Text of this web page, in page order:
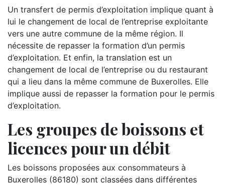
Un transfert de permis d’exploitation implique quant à
lui le changement de local de l’entreprise exploitante
vers une autre commune de la même région. Il
nécessite de repasser la formation d’un permis
d’exploitation. Et enfin, la translation est un
changement de local de l’entreprise ou du restaurant
qui a lieu dans la même commune de Buxerolles. Elle
implique aussi de repasser la formation pour le permis
d’exploitation.
Les groupes de boissons et
licences pour un débit
Les boissons proposées aux consommateurs à
Buxerolles (86180) sont classées dans différentes